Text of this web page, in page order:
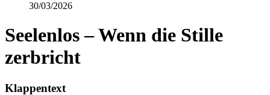
30/03/2026
Seelenlos – Wenn die Stille
zerbricht
Klappentext